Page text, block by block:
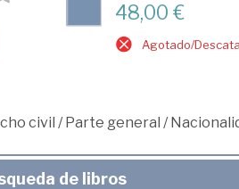
48,00 €
Agotado/
civil /Parte general /
de libros